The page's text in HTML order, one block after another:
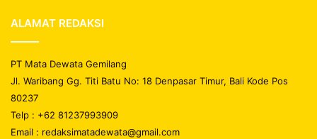
ALAMAT REDAKSI
PT Mata Dewata Gemilang
Jl. Waribang Gg. Titi Batu No: 18 Denpasar Timur, Bali Kode Pos
80237
Telp : +62 81237993909
Email : redaksimatadewata@gmail.com